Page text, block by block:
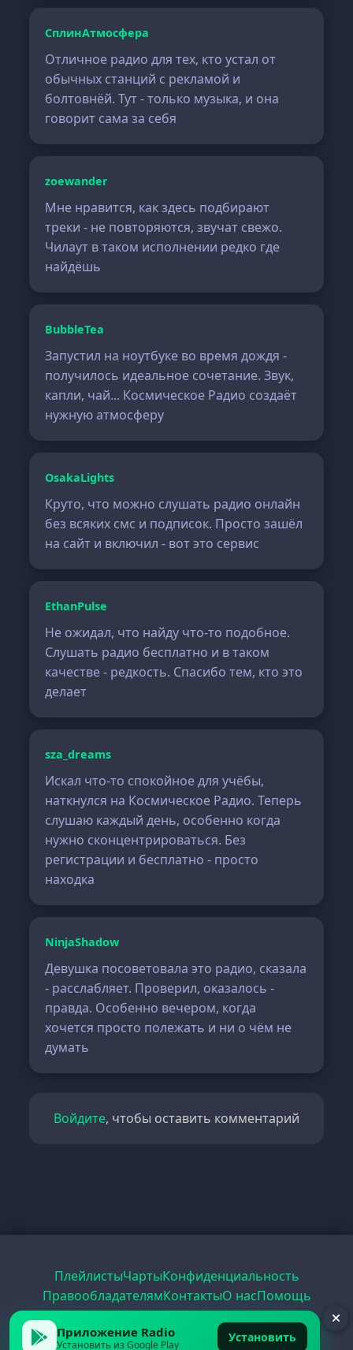
СплинАтмосфера
Отличное радио для тех, кто устал от
обычных станций с рекламой и
болтовнёй. Тут - только музыка, и она
говорит сама за себя
zoewander
Мне нравится, как здесь подбирают
треки - не повторяются, звучат свежо.
Чилаут в таком исполнении редко где
найдёшь
BubbleTea
Запустил на ноутбуке во время дождя -
получилось идеальное сочетание. Звук,
капли, чай... Космическое Радио создаёт
нужную атмосферу
OsakaLights
Круто, что можно слушать радио онлайн
без всяких смс и подписок. Просто зашёл
на сайт и включил - вот это сервис
EthanPulse
Не ожидал, что найду что-то подобное.
Слушать радио бесплатно и в таком
качестве - редкость. Спасибо тем, кто это
делает
sza_dreams
Искал что-то спокойное для учёбы,
наткнулся на Космическое Радио. Теперь
слушаю каждый день, особенно когда
нужно сконцентрироваться. Без
регистрации и бесплатно - просто
находка
NinjaShadow
Девушка посоветовала это радио, сказала
- расслабляет. Проверил, оказалось -
правда. Особенно вечером, когда
хочется просто полежать и ни о чём не
думать
Войдите, чтобы оставить комментарий
ПлейлистыЧартыКонфиденциальность
ПравообладателямКонтактыО насПомощь
РецептыРадиоPDFRecordЕГЭ
Приложение Radio
Установить из Google Play Установить